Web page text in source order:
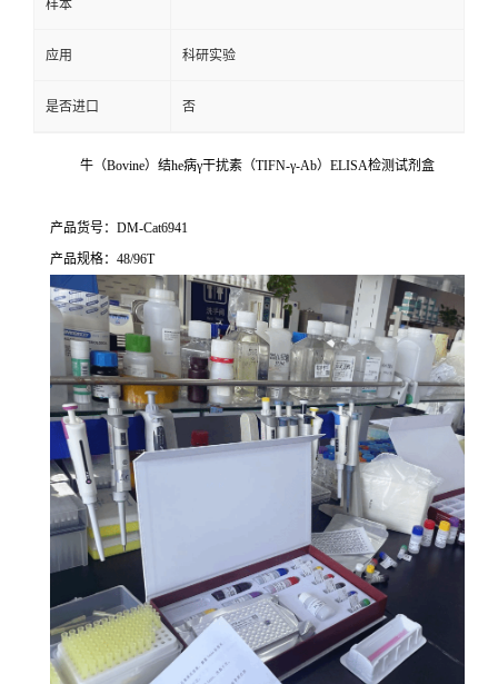
样本
应用 科研实验
是否进口 否
牛（Bovine）结he病γ干扰素（TIFN-γ-Ab）ELISA检测试剂盒
产品货号：DM-Cat6941
产品规格：48/96T